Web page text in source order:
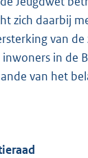
zich daarbij
van
in de
van het